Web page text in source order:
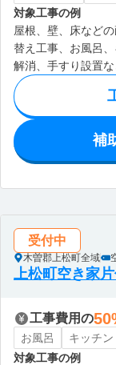
対象工事の例
屋根、壁、床など
替え工事、お風呂
解消、手すり設置
補
受付中
木曽郡上松町全域
上松町空き家
工事費用の
お風呂
キッチン
対象工事の例